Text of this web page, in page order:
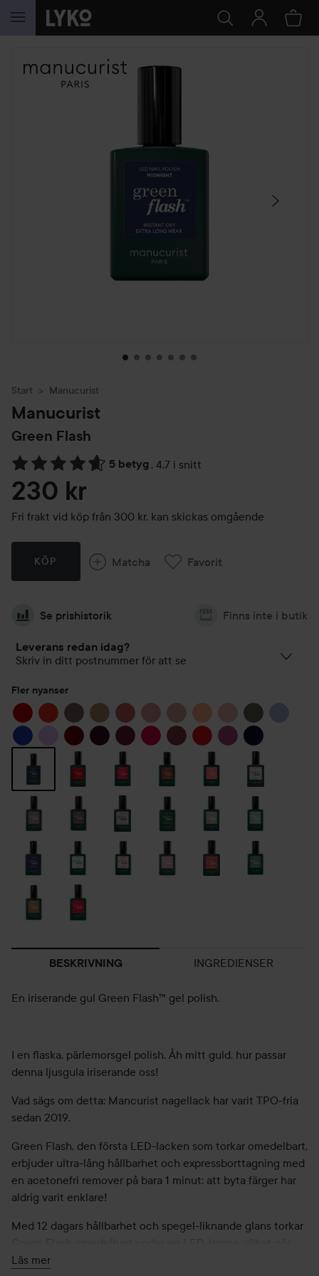
HOPPA TILL INNEHÅLLET
HOPPA ÖVER SEKTIONEN
Start Manucurist
Manucurist
Green Flash
5 betyg , 4.7 i snitt
Hoppa till Betyg & kommentarer
230 kr
Fri frakt vid köp från 300 kr, kan skickas omgående
KÖP Matcha Favorit
Se prishistorik Finns inte i butik
Leverans redan idag?
Skriv in ditt postnummer för att se
Fler nyanser
BESKRIVNING INGREDIENSER
En iriserande gul Green Flash™ gel polish.
I en flaska, pärlemorsgel polish. Åh mitt guld, hur passar
denna ljusgula iriserande oss!
Vad sägs om detta: Mancurist nagellack har varit TPO-fria
sedan 2019.
Green Flash, den första LED-lacken som torkar omedelbart,
erbjuder ultra-lång hållbarhet och expressborttagning med
en acetonefri remover på bara 1 minut: att byta färger har
aldrig varit enklare!
Med 12 dagars hållbarhet och spegel-liknande glans torkar
det till det perfekta alternativet mellan en semi-permanent
Läs mer